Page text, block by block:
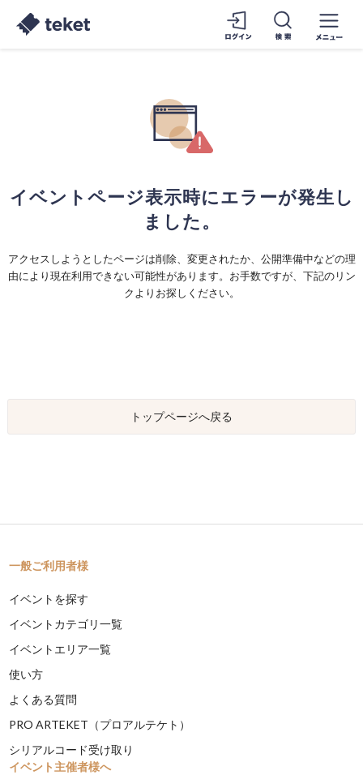
イベントページ表示時にエラーが発生し
ました。
アクセスしようとしたページは削除、変更されたか、公開準備中などの理
由により現在利用できない可能性があります。お手数ですが、下記のリン
クよりお探しください。
トップページへ戻る
一般ご利用者様
イベントを探す
イベントカテゴリ一覧
イベントエリア一覧
使い方
よくある質問
PRO ARTEKET（プロアルテケト）
シリアルコード受け取り
イベント主催者様へ